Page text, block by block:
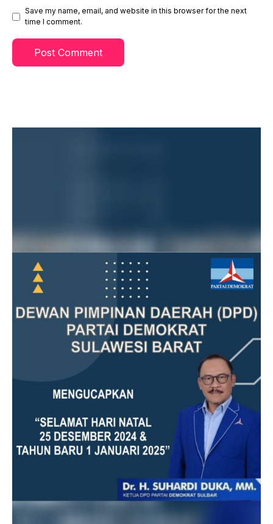
Save my name, email, and website in this browser for the next
time I comment.